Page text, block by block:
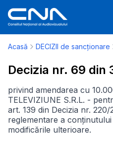
Acasă DECIZII de sancționare
Decizia nr. 69 din
privind amendarea cu
TELEVIZIUNE S.R.L. -
art. 139 din Decizia nr. 220/
reglementare a
modificările ulterioare.